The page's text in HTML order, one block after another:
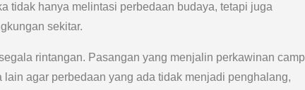
tidak hanya melintasi perbedaan budaya, tetapi juga
sekitar.
rintangan. Pasangan yang menjalin perkawinan
agar perbedaan yang ada tidak menjadi penghalang,